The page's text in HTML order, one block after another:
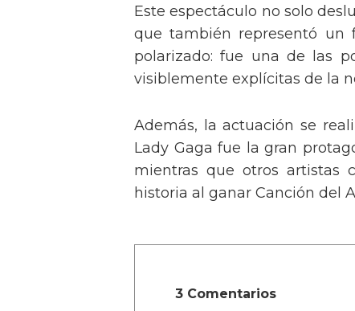
Este espectáculo no solo
que también representó un
polarizado: fue una de las
visiblemente explícitas de la
Además, la actuación se
Lady Gaga fue la gran
mientras que otros artistas
historia al ganar Canción del
3 Comentarios